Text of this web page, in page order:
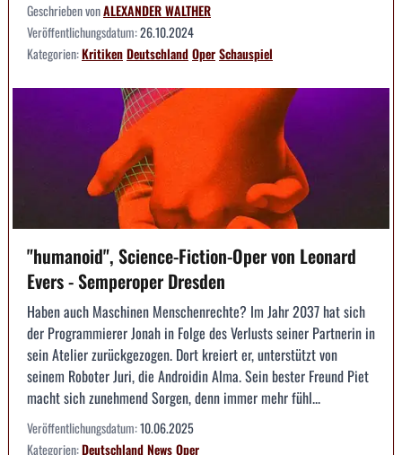
Geschrieben vonALEXANDER WALTHER
Veröffentlichungsdatum:26.10.2024
Kategorien:KritikenDeutschlandOperSchauspiel
"humanoid", Science-Fiction-Oper von Leonard
Evers - Semperoper Dresden
Haben auch Maschinen Menschenrechte? Im Jahr 2037 hat sich
der Programmierer Jonah in Folge des Verlusts seiner Partnerin in
sein Atelier zurückgezogen. Dort kreiert er, unterstützt von
seinem Roboter Juri, die Androidin Alma. Sein bester Freund Piet
macht sich zunehmend Sorgen, denn immer mehr fühl...
Veröffentlichungsdatum:10.06.2025
Kategorien:DeutschlandNewsOper